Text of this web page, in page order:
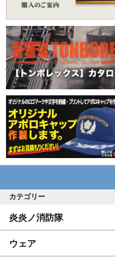
カテゴリー
炎炎ノ消防隊
ウェア